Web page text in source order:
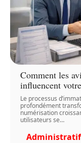
Comment les
influencent
Le processus
profondément
numérisation
utilisateurs se…
Administratif